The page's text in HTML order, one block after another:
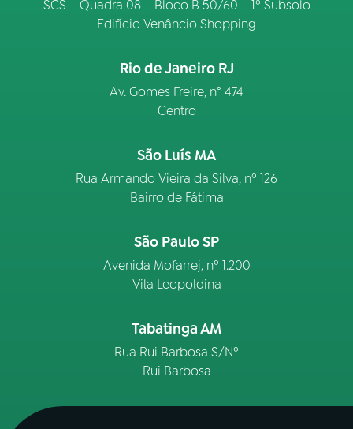
SCS – Quadra 08 – Bloco B 50/60 – 1º Subsolo
Edifício Venâncio Shopping
Rio de Janeiro RJ
Av. Gomes Freire, n° 474
Centro
São Luís MA
Rua Armando Vieira da Silva, nº 126
Bairro de Fátima
São Paulo SP
Avenida Mofarrej, nº 1.200
Vila Leopoldina
Tabatinga AM
Rua Rui Barbosa S/Nº
Rui Barbosa